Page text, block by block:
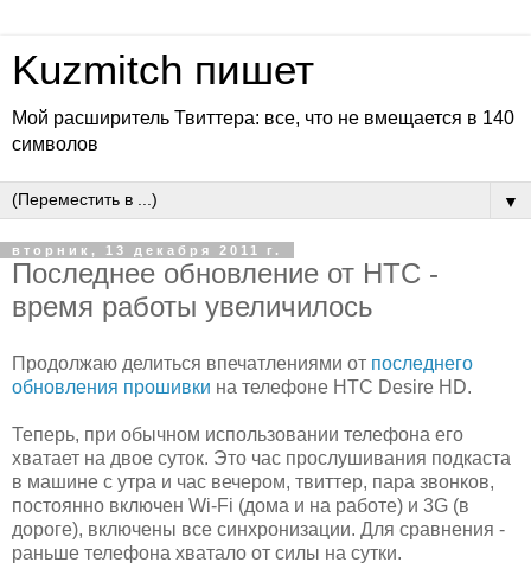
Kuzmitch пишет
Мой расширитель Твиттера: все, что не вмещается в 140
символов
▼
вторник, 13 декабря 2011 г.
Последнее обновление от HTC -
время работы увеличилось
Продолжаю делиться впечатлениями от последнего
обновления прошивки на телефоне HTC Desire HD.
Теперь, при обычном использовании телефона его
хватает на двое суток. Это час прослушивания подкаста
в машине с утра и час вечером, твиттер, пара звонков,
постоянно включен Wi-Fi (дома и на работе) и 3G (в
дороге), включены все синхронизации. Для сравнения -
раньше телефона хватало от силы на сутки.